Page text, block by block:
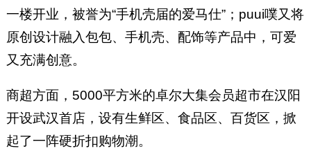
一楼开业，被誉为“手机壳届的爱马仕”；puui噗又将
原创设计融入包包、手机壳、配饰等产品中，可爱
又充满创意。
商超方面，5000平方米的卓尔大集会员超市在汉阳
开设武汉首店，设有生鲜区、食品区、百货区，掀
起了一阵硬折扣购物潮。